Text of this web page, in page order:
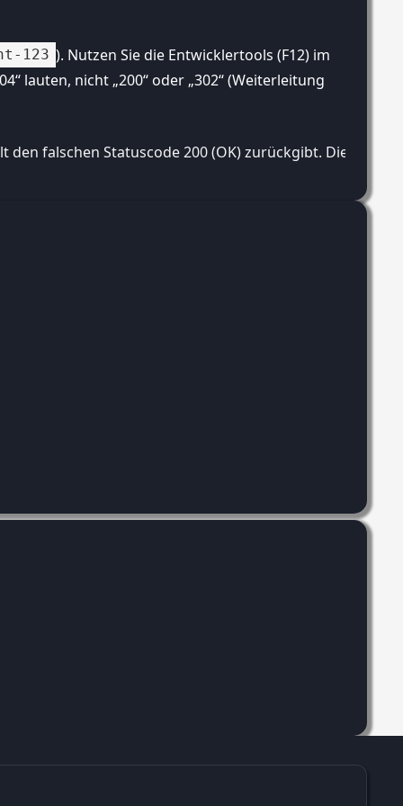
123 ). Nutzen Sie die Entwicklertools (F12) im
lauten, nicht „200“ oder „302“ (Weiterleitung
falschen Statuscode 200 (OK) zurückgibt. Dies